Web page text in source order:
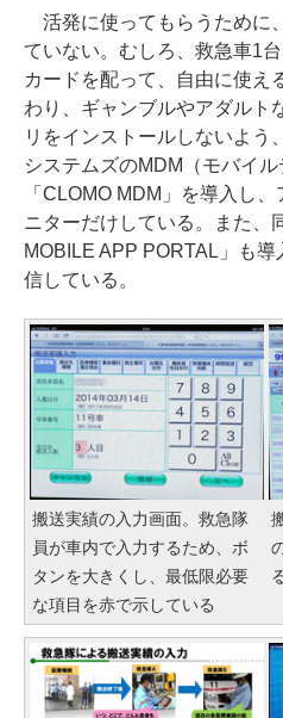
活発に使ってもらうために
ていない。むしろ、救急車1
カードを配って、自由に使え
わり、ギャンブルやアダルト
リをインストールしないよう
システムズのMDM（モバイ
「CLOMO MDM」を導入し
ニターだけしている。また、
MOBILE APP PORTAL」も
信している。
搬送実績の入力画面。救急隊
員が車内で入力するため、ボ
タンを大きくし、最低限必要
な項目を赤で示している